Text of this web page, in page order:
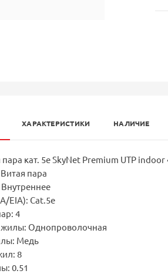
ХАРАКТЕРИСТИКИ НАЛИЧИЕ
кат. 5е SkyNet Premium UTP
пара
EIA): Cat.5e
4
жилы: Однопроволочная
Медь
8
0.51